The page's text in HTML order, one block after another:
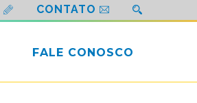
CONTATO
FALE CONOSCO